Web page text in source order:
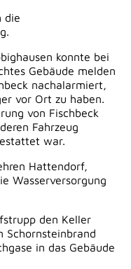
die
konnte bei
Gebäude melden
nachalarmiert,
vor Ort zu haben.
von Fischbeck
Fahrzeug
war.
Hattendorf,
Wasserversorgung
den Keller
Schornsteinbrand
in das Gebäude